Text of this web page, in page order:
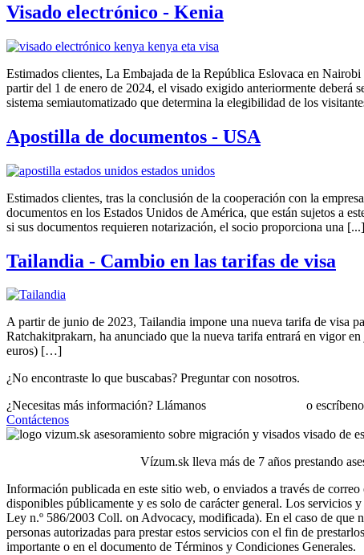
Visado electrónico - Kenia
Estimados clientes, La Embajada de la República Eslovaca en
partir del 1 de enero de 2024, el visado exigido anteriormente
sistema semiautomatizado que determina la elegibilidad de los
Apostilla de documentos - USA
Estimados clientes, tras la conclusión de la cooperación con la
documentos en los Estados Unidos de América, que están sujetos a
si sus documentos requieren notarización, el socio proporciona una [...]
Tailandia - Cambio en las tarifas de visa
A partir de junio de 2023, Tailandia impone una nueva tarifa de visa
Ratchakitprakarn, ha anunciado que la nueva tarifa entrará en vigor
euros) […]
¿No encontraste lo que buscabas? Preguntarcon nosotros.
¿Necesitas más información? Llámanos
o
Contáctenos
Vízum.sk lleva más de 7 años prestando
Información publicada en este sitio web, o enviados a través de
disponibles públicamente y es solo de carácter general. Los servicios
Ley n.º 586/2003 Coll. on Advocacy, modificada). En el caso de que
personas autorizadas para prestar estos servicios con el fin de
importante o en el documento de Términos y Condiciones Generales.